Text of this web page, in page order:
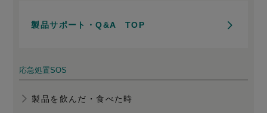
製品サポート・Q&A TOP
応急処置SOS
製品を飲んだ・食べた時